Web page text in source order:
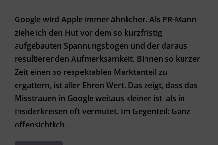
Google wird Apple immer ähnlicher. Als PR-Mann
ziehe ich den Hut vor dem so kurzfristig
aufgebauten Spannungsbogen und der daraus
resultierenden Aufmerksamkeit. Binnen so kurzer
Zeit einen so respektablen Marktanteil zu
ergattern, ist aller Ehren Wert. Das zeigt, dass das
Misstrauen in Google weitaus kleiner ist, als in
Insiderkreisen oft vermutet. Im Gegenteil: Ganz
offensichtlich…